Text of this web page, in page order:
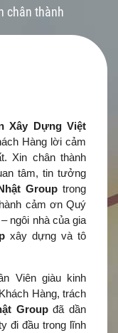
chân thành
Xây Dựng Việt
Hàng lời cảm
Xin chân thành
tâm, tin tưởng
Grouptrong
cảm ơn Quý
ngôi nhà của gia
xây dựng và tô
Viên giàu kinh
Hàng, trách
Groupđã dần
đi đầu trong lĩnh